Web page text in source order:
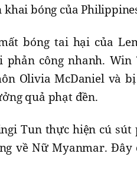
bóng của
bóng tai hại của
phản công nhanh.
Olivia McDaniel và
quả phạt đền.
Tun thực hiện cú sút
về Nữ Myanmar.